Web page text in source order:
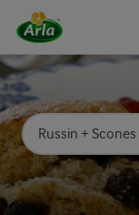
Sök på kategori
Skriv in sökord för